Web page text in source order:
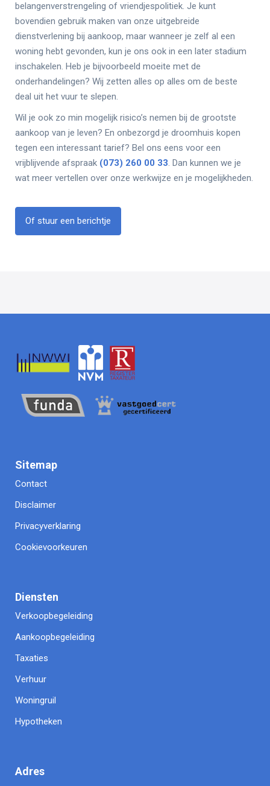
belangenverstrengeling of vriendjespolitiek. Je kunt
bovendien gebruik maken van onze uitgebreide
dienstverlening bij aankoop, maar wanneer je zelf al een
woning hebt gevonden, kun je ons ook in een later stadium
inschakelen. Heb je bijvoorbeeld moeite met de
onderhandelingen? Wij zetten alles op alles om de beste
deal uit het vuur te slepen.
Wil je ook zo min mogelijk risico’s nemen bij de grootste
aankoop van je leven? En onbezorgd je droomhuis kopen
tegen een interessant tarief? Bel ons eens voor een
vrijblijvende afspraak (073) 260 00 33. Dan kunnen we je
wat meer vertellen over onze werkwijze en je mogelijkheden.
Of stuur een berichtje
Sitemap
Contact
Disclaimer
Privacyverklaring
Cookievoorkeuren
Diensten
Verkoopbegeleiding
Aankoopbegeleiding
Taxaties
Verhuur
Woningruil
Hypotheken
Adres